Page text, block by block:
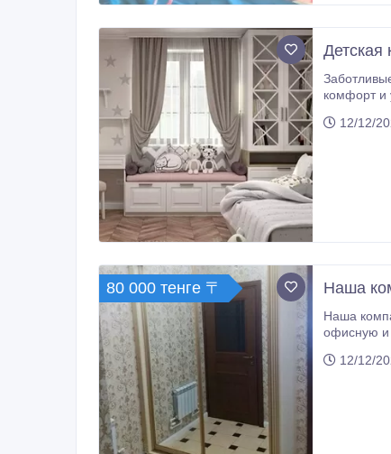
Детская
Заботливые
комфорт и
12/12/
80 000 тенге 〒 Наша
Наша компания
офисную и
12/12/